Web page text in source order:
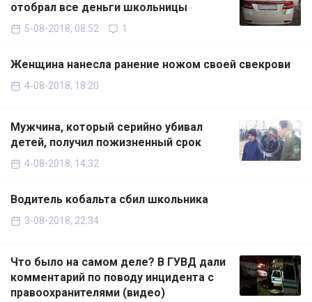
отобрал все деньги школьницы
5-08-2018, 08:52 1
Женщина нанесла ранение ножом своей свекрови
4-08-2018, 18:20
Мужчина, который серийно убивал
детей, получил пожизненный срок
4-08-2018, 14:32
Водитель кобальта сбил школьника
3-08-2018, 22:34
Что было на самом деле? В ГУВД дали
комментарий по поводу инцидента с
правоохранителями (видео)